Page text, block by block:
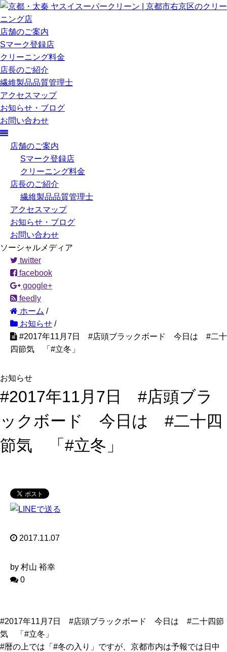
店舗のご案内
Sマーク登録店
クリーニング料金
店長のご紹介
繊維製品品質管理士
アクセスマップ
お知らせ・ブログ
お問い合わせ
店舗のご案内
Sマーク登録店
クリーニング料金
店長のご紹介
繊維製品品質管理士
アクセスマップ
お知らせ・ブログ
お問い合わせ
ソーシャルメディア
twitter
facebook
google+
feedly
ホーム /
お知らせ /
#2017年11月7日 #店頭ブラックボード 今日は #二十
四節気 「#立冬」
お知らせ
#2017年11月7日 #店頭ブラ
ックボード 今日は #二十四
節気 「#立冬」
2017.11.07
by 村山 裕幸
0
#2017年11月7日 #店頭ブラックボード 今日は #二十四節
気 「#立冬」
#暦の上では「#冬の入り」ですが、京都市内は予報では日中